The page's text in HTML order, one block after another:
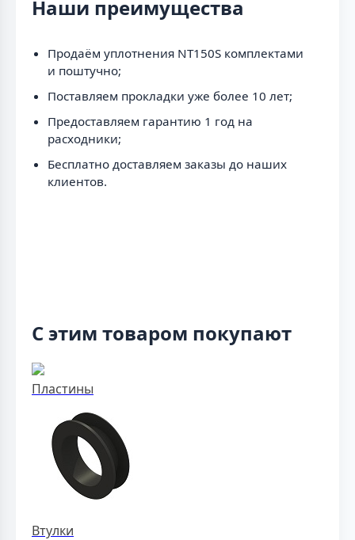
Наши преимущества
Продаём уплотнения NT150S комплектами
и поштучно;
Поставляем прокладки уже более 10 лет;
Предоставляем гарантию 1 год на
расходники;
Бесплатно доставляем заказы до наших
клиентов.
С этим товаром покупают
Пластины
Втулки